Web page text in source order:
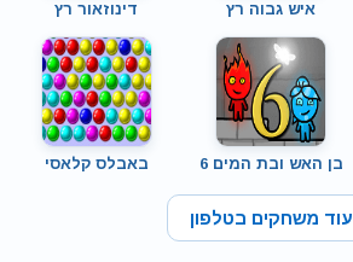
איש גבוה רץ דינוזאור רץ
בן האש ובת המים 6 באבלס קלאסי
עוד משחקים בטלפון